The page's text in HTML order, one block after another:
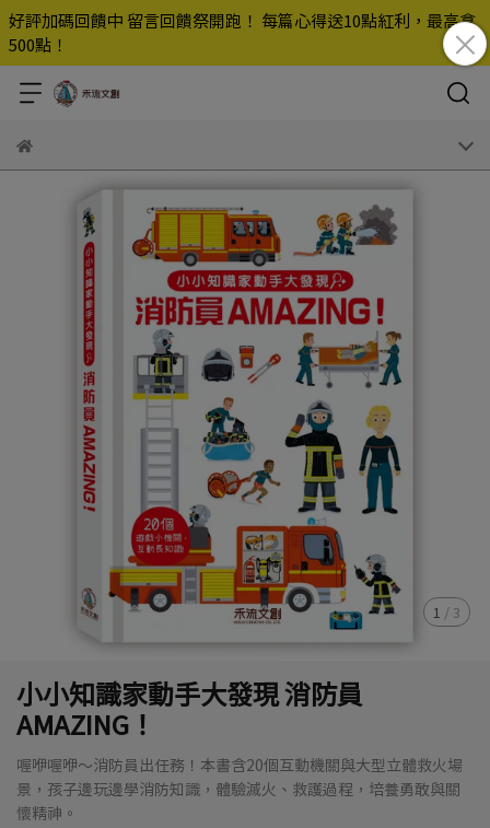
好評加碼回饋中 留言回饋祭開跑！ 每篇心得送10點紅利，最高拿
500點！
1 / 3
小小知識家動手大發現 消防員
AMAZING！
喔咿喔咿～消防員出任務！本書含20個互動機關與大型立體救火場
景，孩子邊玩邊學消防知識，體驗滅火、救護過程，培養勇敢與關
懷精神。